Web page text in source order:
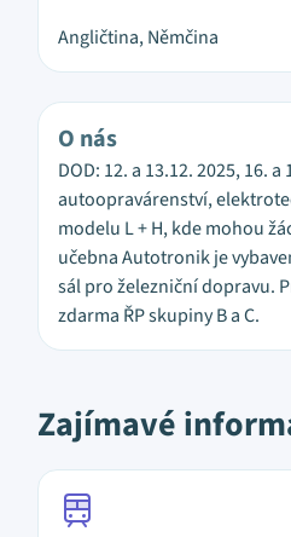
Angličtina, Němčina
O nás
DOD: 12. a 13.12. 2025, 16.
autoopravárenství,
modelu L + H, kde mohou
učebna Autotronik je
sál pro železniční dopravu.
zdarma ŘP skupiny B a C.
Zajímavé